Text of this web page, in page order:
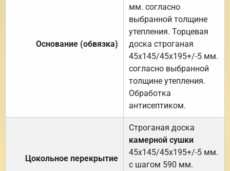
Основание (обвязка)
мм. согласно
выбранной толщине
утепления. Торцевая
доска строганая
45х145/45х195+/-5 мм.
согласно выбранной
толщине утепления.
Обработка
антисептиком.
Цокольное перекрытие
Строганая доска
камерной сушки
45х145/45х195+/-5 мм.
с шагом 590 мм.